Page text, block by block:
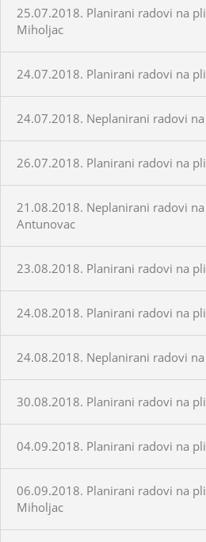
25.07.2018. Planirani radovi na
Miholjac
24.07.2018. Planirani radovi na
24.07.2018. Neplanirani radovi
26.07.2018. Planirani radovi na
21.08.2018. Neplanirani radovi
Antunovac
23.08.2018. Planirani radovi na
24.08.2018. Planirani radovi na
24.08.2018. Neplanirani radovi
30.08.2018. Planirani radovi na
04.09.2018. Planirani radovi na
06.09.2018. Planirani radovi na
Miholjac